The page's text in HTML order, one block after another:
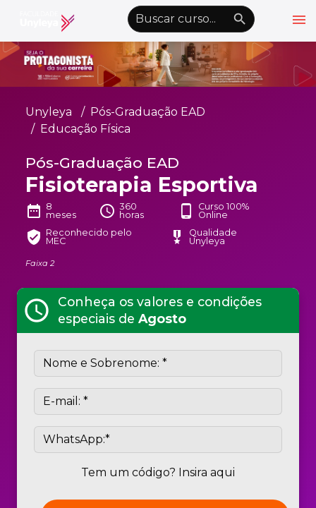
menu
emoji_objectsAlto Contraste nights_stay wb_sunny
Graduação EAD
Pós-Graduação EAD
Atualização Profissional
Conheça a Unyleyakeyboard_arrow_down
Alianças Acadêmicas
Convênioskeyboard_arrow_down
UnyVantagens
personÁrea do Aluno schoolQuero ser Aluno
Unyleya
Pós-Graduação EAD
Educação Física
Pós-Graduação EAD
Fisioterapia Esportiva
date_range 8
meses
schedule 360
horas
phone_android
Curso 100%
Online
verified_user Reconhecido pelo
MEC
military_tech
Qualidade
Unyleya
Faixa 2
schedule
Conheça os valores e condições
especiais de Agosto
Tem um código? Insira aqui